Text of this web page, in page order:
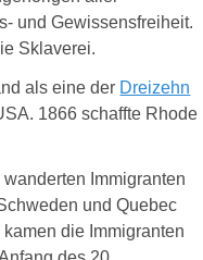
und Gewissensfreiheit.
Sklaverei.
als eine der Dreizehn
1866 schaffte Rhode
Immigranten
und Quebec
die Immigranten